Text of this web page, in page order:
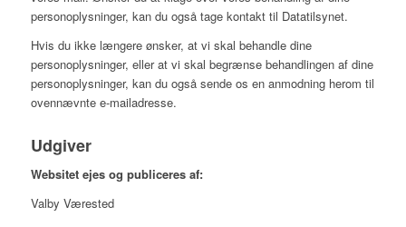
personoplysninger, kan du også tage kontakt til Datatilsynet.
Hvis du ikke længere ønsker, at vi skal behandle dine
personoplysninger, eller at vi skal begrænse behandlingen af dine
personoplysninger, kan du også sende os en anmodning herom til
ovennævnte e-mailadresse.
Udgiver
Websitet ejes og publiceres af:
Valby Værested